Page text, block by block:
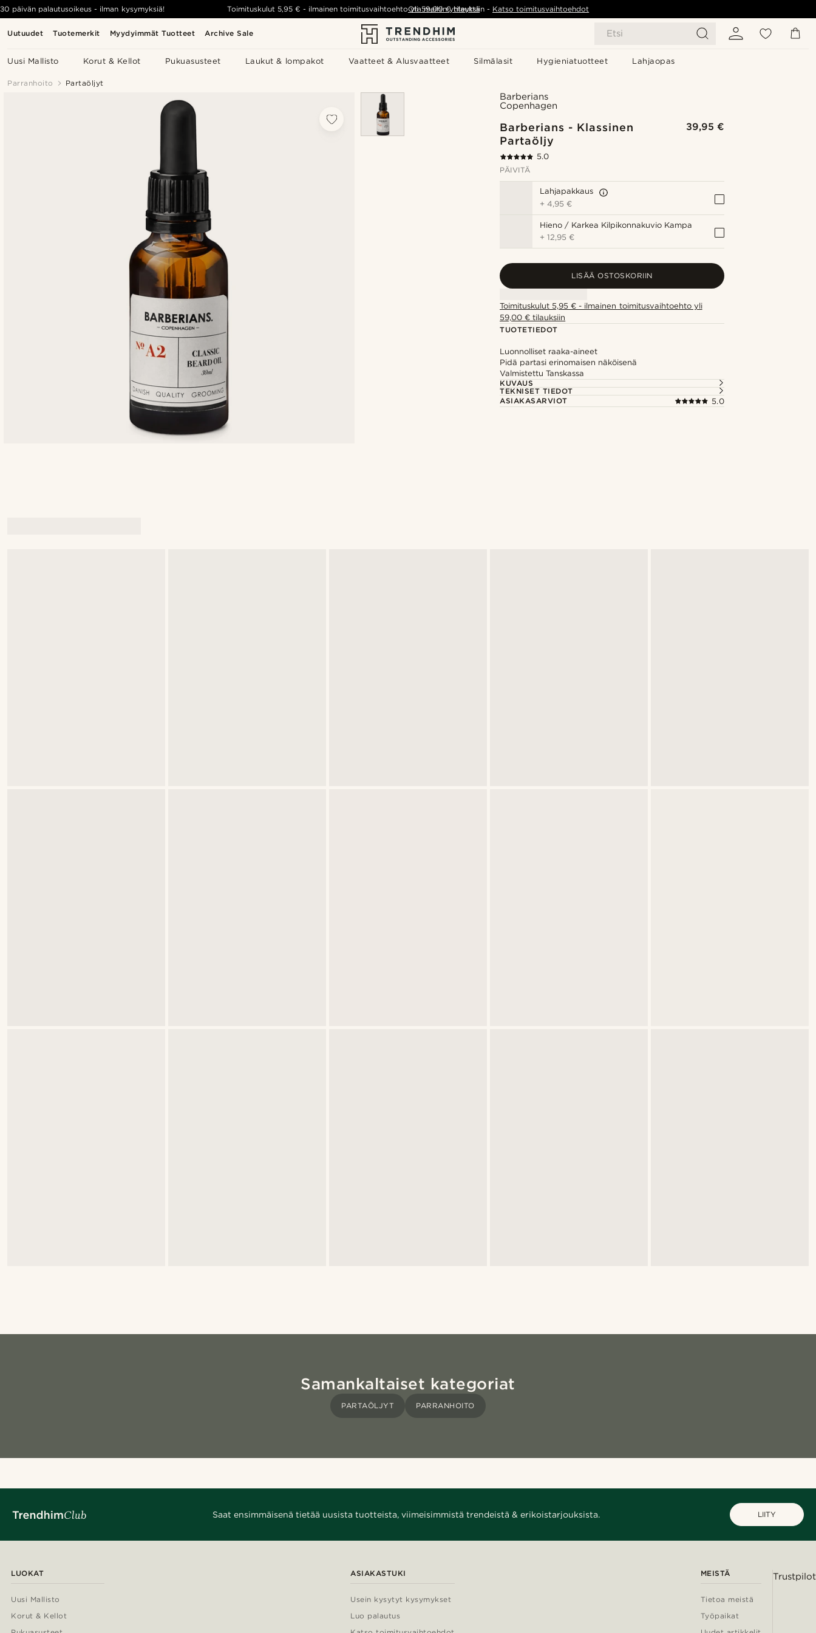
Uutuudet Tuotemerkit Myydyimmät Tuotteet Archive Sale Etsi
Uusi Mallisto Korut & Kellot Pukuasusteet Laukut & lompakot Vaatteet & Alusvaatteet Silmälasit Hygieniatuotteet Lahjaopas
30 päivän palautusoikeus - ilman kysymyksiä! Toimituskulut 5,95 € - ilmainen toimitusvaihtoehto yli 59,00 €tilauksiin - Katso toimitusvaihtoehdot
Ota meihin yhteyttä
Parranhoito Partaöljyt
Barberians
Copenhagen
Barberians - Klassinen
Partaöljy
39,95 €
5.0
PÄIVITÄ
Lahjapakkaus
+4,95 €
Hieno / Karkea Kilpikonnakuvio Kampa
+12,95 €
LISÄÄ OSTOSKORIIN
Toimituskulut 5,95 € - ilmainen toimitusvaihtoehto yli
59,00 € tilauksiin
TUOTETIEDOT
Luonnolliset raaka-aineet
Pidä partasi erinomaisen näköisenä
Valmistettu Tanskassa
KUVAUS
TEKNISET TIEDOT
ASIAKASARVIOT
5.0
Samankaltaiset kategoriat
PARTAÖLJYT PARRANHOITO
Saat ensimmäisenä tietää uusista tuotteista, viimeisimmistä trendeistä & erikoistarjouksista. LIITY
LUOKAT
Uusi Mallisto
Korut & Kellot
ASIAKASTUKI
Usein kysytyt kysymykset
Luo palautus
MEISTÄ
Tietoa meistä
Työpaikat
Trustpilot